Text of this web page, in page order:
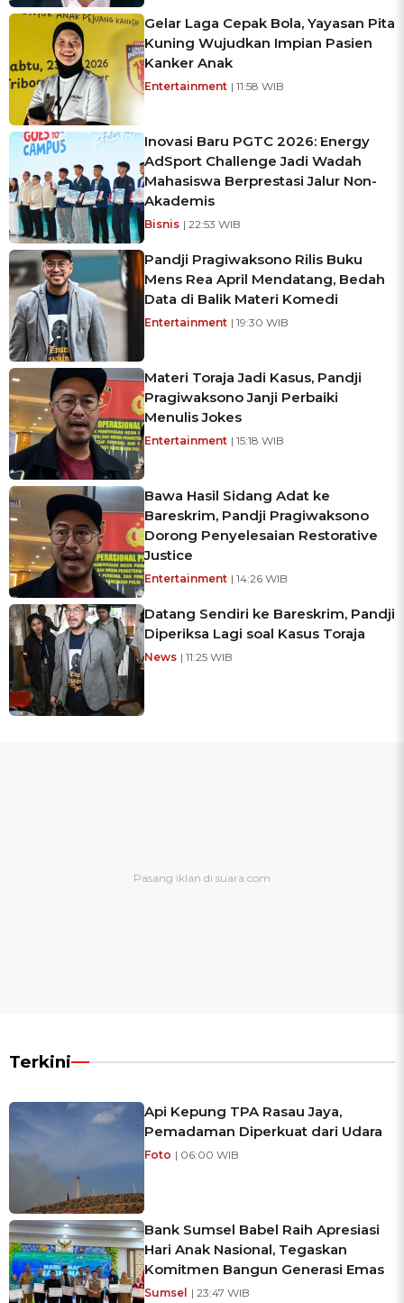
Gelar Laga Cepak Bola, Yayasan Pita
Kuning Wujudkan Impian Pasien
Kanker Anak
Entertainment | 11:58 WIB
Inovasi Baru PGTC 2026: Energy
AdSport Challenge Jadi Wadah
Mahasiswa Berprestasi Jalur Non-
Akademis
Bisnis | 22:53 WIB
Pandji Pragiwaksono Rilis Buku
Mens Rea April Mendatang, Bedah
Data di Balik Materi Komedi
Entertainment | 19:30 WIB
Materi Toraja Jadi Kasus, Pandji
Pragiwaksono Janji Perbaiki
Menulis Jokes
Entertainment | 15:18 WIB
Bawa Hasil Sidang Adat ke
Bareskrim, Pandji Pragiwaksono
Dorong Penyelesaian Restorative
Justice
Entertainment | 14:26 WIB
Datang Sendiri ke Bareskrim, Pandji
Diperiksa Lagi soal Kasus Toraja
News | 11:25 WIB
Terkini
Api Kepung TPA Rasau Jaya,
Pemadaman Diperkuat dari Udara
Foto | 06:00 WIB
Bank Sumsel Babel Raih Apresiasi
Hari Anak Nasional, Tegaskan
Komitmen Bangun Generasi Emas
Sumsel | 23:47 WIB